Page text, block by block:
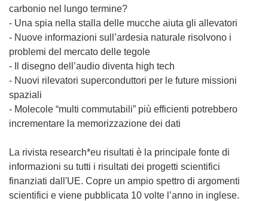
carbonio nel lungo termine?
- Una spia nella stalla delle mucche aiuta gli allevatori
- Nuove informazioni sull’ardesia naturale risolvono i
problemi del mercato delle tegole
- Il disegno dell’audio diventa high tech
- Nuovi rilevatori superconduttori per le future missioni
spaziali
- Molecole “multi commutabili” più efficienti potrebbero
incrementare la memorizzazione dei dati
La rivista research*eu risultati è la principale fonte di
informazioni su tutti i risultati dei progetti scientifici
finanziati dall'UE. Copre un ampio spettro di argomenti
scientifici e viene pubblicata 10 volte l’anno in inglese.